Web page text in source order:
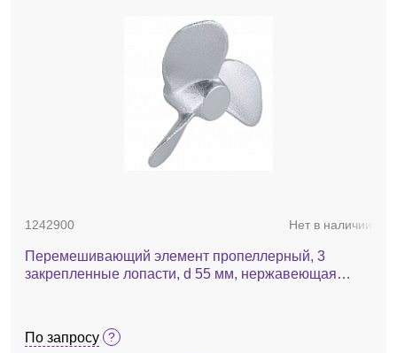
1242900 Нет в наличии
Перемешивающий элемент пропеллерный, 3
закрепленные лопасти, d 55 мм, нержавеющая
По запросу